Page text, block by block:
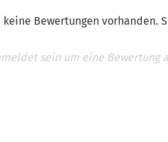
Bewertungen vorhanden.
sein um eine Bewertung